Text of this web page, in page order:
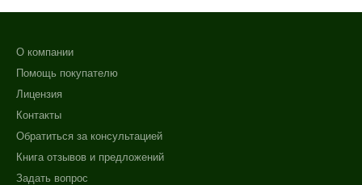
О компании
Помощь покупателю
Лицензия
Контакты
Обратиться за консультацией
Книга отзывов и предложений
Задать вопрос